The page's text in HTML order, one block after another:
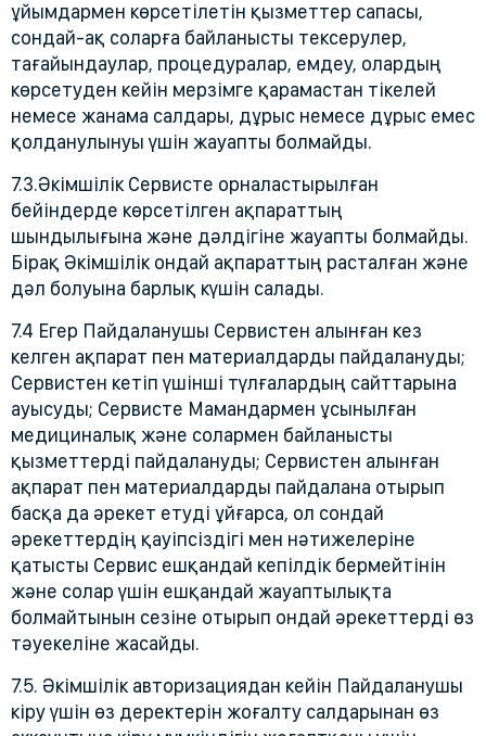
ұйымдармен көрсетілетін қызметтер сапасы,
сондай-ақ соларға байланысты тексерулер,
тағайындаулар, процедуралар, емдеу, олардың
көрсетуден кейін мерзімге қарамастан тікелей
немесе жанама салдары, дұрыс немесе дұрыс емес
қолданулынуы үшін жауапты болмайды.
7.3.Әкімшілік Сервисте орналастырылған
бейіндерде көрсетілген ақпараттың
шындылығына және дәлдігіне жауапты болмайды.
Бірақ Әкімшілік ондай ақпараттың расталған және
дәл болуына барлық күшін салады.
7.4 Егер Пайдаланушы Сервистен алынған кез
келген ақпарат пен материалдарды пайдалануды;
Сервистен кетіп үшінші түлғалардың сайттарына
ауысуды; Сервисте Мамандармен ұсынылған
медициналық және солармен байланысты
қызметтерді пайдалануды; Сервистен алынған
ақпарат пен материалдарды пайдалана отырып
басқа да әрекет етуді ұйғарса, ол сондай
әрекеттердің қауіпсіздігі мен нәтижелеріне
қатысты Сервис ешқандай кепілдік бермейтінін
және солар үшін ешқандай жауаптылықта
болмайтынын сезіне отырып ондай әрекеттерді өз
тәуекеліне жасайды.
7.5. Әкімшілік авторизациядан кейін Пайдаланушы
кіру үшін өз деректерін жоғалту салдарынан өз